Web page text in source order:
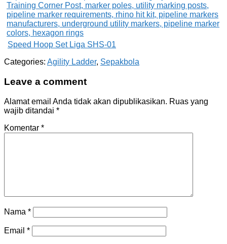
Speed Hoop Set Liga SHS-01
Categories: Agility Ladder, Sepakbola
Leave a comment
Alamat email Anda tidak akan dipublikasikan. Ruas yang
wajib ditandai *
Komentar *
Nama *
Email *